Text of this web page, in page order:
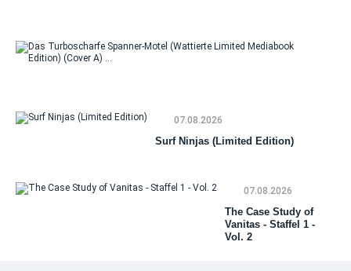
07.08.2026
Surf Ninjas (Limited Edition)
07.08.2026
The Case Study of
Vanitas - Staffel 1 -
Vol. 2